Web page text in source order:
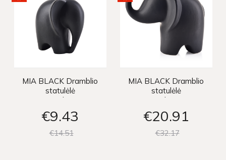
MIA BLACK Dramblio
statulėlė
12x9.5xh12cm
€9 43
€1451
MIA BLACK Dramblio
statulėlė
20x12xh15.5cm
€20 91
€3217